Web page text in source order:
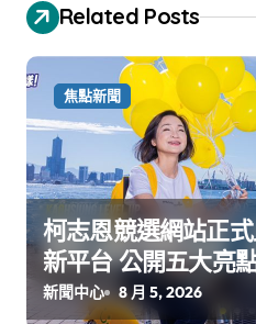
Related Posts
焦點新聞
柯志恩競選網站正
新平台 公開五大亮
新聞中心 8 月 5, 2026